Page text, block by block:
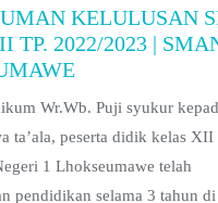
KELULUSAN
TP. 2022/2023 |
Wr.Wb. Puji syukur
ta’ala, peserta didik kelas XII
1 Lhokseumawe telah
pendidikan selama 3 tahun